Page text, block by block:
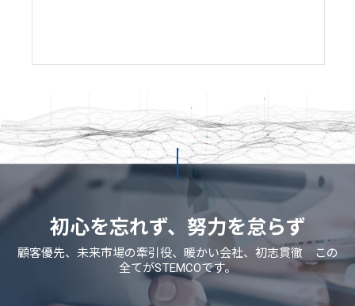
初心を忘れず、努力を怠らず
顧客優先、未来市場の牽引役、暖かい会社、初志貫徹 この
全てがSTEMCOです。